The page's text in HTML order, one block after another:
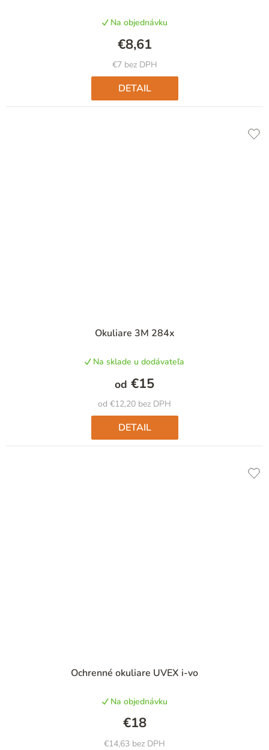
je
4,8
z
5
hviezdičiek.
Na objednávku
€7 bez DPH
€8,61
DETAIL
Okuliare 3M 284x
Na sklade u dodávateľa
od €12,20 bez DPH
od €15
DETAIL
Ochrenné okuliare UVEX i-vo
Na objednávku
€14,63 bez DPH
€18